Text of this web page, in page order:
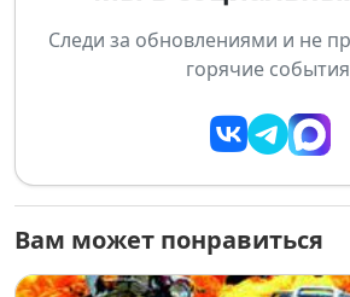
🔥 скорость, дым и
🎉 атмосфера большого
Приходите всей семьёй, зовите
к незабываемым эмоциям —Drift
оставит равнодушных!
🗓 Расписание этапа
Следи за обновлениями и не
горячие
Вам может понравиться